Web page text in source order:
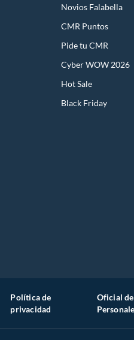
Novios Falabella
CMR Puntos
Pide tu CMR
Cyber WOW 2026
Hot Sale
Black Friday
Política de
privacidad
Oficial